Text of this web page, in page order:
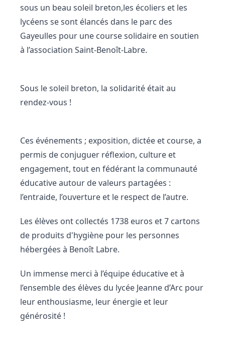
sous un beau soleil breton,les écoliers et les
lycéens se sont élancés dans le parc des
Gayeulles pour une course solidaire en soutien
à l’association Saint-Benoît-Labre.
Sous le soleil breton, la solidarité était au
rendez-vous !
Ces événements ; exposition, dictée et course, a
permis de conjuguer réflexion, culture et
engagement, tout en fédérant la communauté
éducative autour de valeurs partagées :
l’entraide, l’ouverture et le respect de l’autre.
Les élèves ont collectés 1738 euros et 7 cartons
de produits d'hygiène pour les personnes
hébergées à Benoît Labre.
Un immense merci à l’équipe éducative et à
l’ensemble des élèves du lycée Jeanne d’Arc pour
leur enthousiasme, leur énergie et leur
générosité !